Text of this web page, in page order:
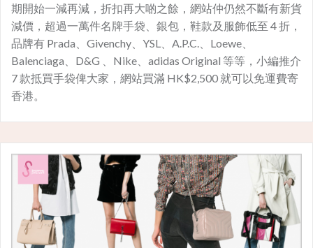
期開始一減再減，折扣再大啲之餘，網站仲仍然不斷有新貨
減價，超過一萬件名牌手袋、銀包，鞋款及服飾低至 4 折，
品牌有 Prada、Givenchy、YSL、A.P.C.、Loewe、
Balenciaga、D&G 、Nike、adidas Original 等等，小編推介
7 款抵買手袋俾大家，網站買滿 HK$2,500 就可以免運費寄
香港。